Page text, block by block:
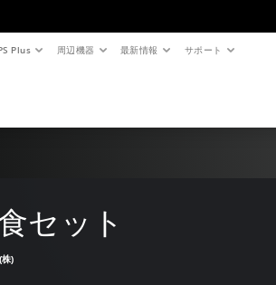
Plus 周辺機器 最新情報 サポート
セット
株)